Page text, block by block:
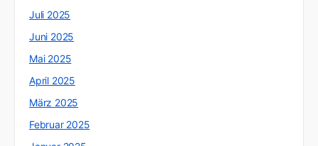
Juli 2025
Juni 2025
Mai 2025
April 2025
März 2025
Februar 2025